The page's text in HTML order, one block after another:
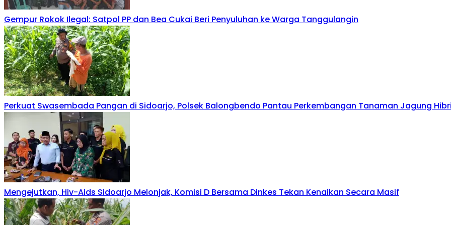
Gempur Rokok Ilegal: Satpol PP dan Bea Cukai Beri Penyuluhan ke Warga Tanggulangin
Perkuat Swasembada Pangan di Sidoarjo, Polsek Balongbendo Pantau Perkembangan Tanaman Jagung
Mengejutkan, Hiv-Aids Sidoarjo Melonjak, Komisi D Bersama Dinkes Tekan Kenaikan Secara Masif